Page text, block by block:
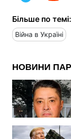
Більше по темі:
Війна в Україні